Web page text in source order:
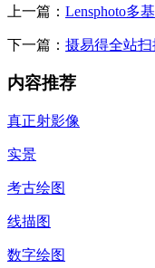
上一篇： Lensphoto多
下一篇： 摄易得全站
内容推荐
真正射影像
实景
考古绘图
线描图
数字绘图